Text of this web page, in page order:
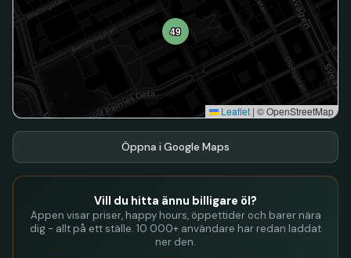
49
Leaflet | © OpenStreetMap
Öppna i Google Maps
Vill du hitta ännu billigare öl?
Appen visar priser, happy hours, öppettider och barer nära
dig - allt på ett ställe. 10 000+ användare har redan laddat
ner den.